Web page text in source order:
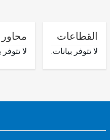
بيانات.
محاور التركيز
لا تتوفر بيانات.